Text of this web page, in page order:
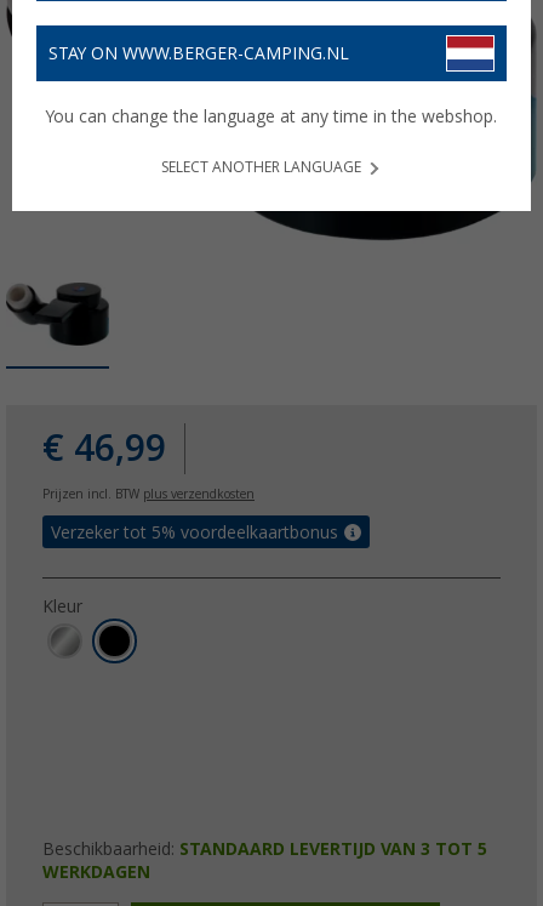
€ 46,99
Prijzen incl. BTW plus verzendkosten
Verzeker tot 5% voordeelkaartbonus
Kleur
Beschikbaarheid: STANDAARD LEVERTIJD VAN 3 TOT 5
WERKDAGEN
STAY ON WWW.BERGER-CAMPING.NL
You can change the language at any time in the webshop.
SELECT ANOTHER LANGUAGE